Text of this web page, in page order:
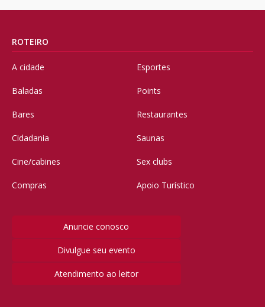
ROTEIRO
A cidade
Baladas
Bares
Cidadania
Cine/cabines
Compras
Esportes
Points
Restaurantes
Saunas
Sex clubs
Apoio Turístico
Anuncie conosco
Divulgue seu evento
Atendimento ao leitor